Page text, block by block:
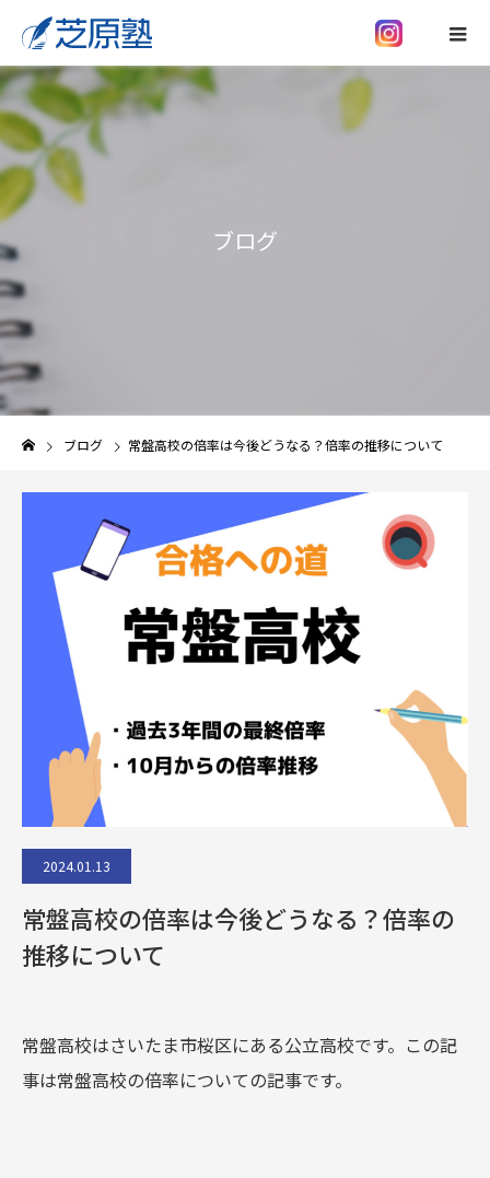
ブログ
ブログ 常盤高校の倍率は今後どうなる？倍率の推移について
2024.01.13
常盤高校の倍率は今後どうなる？倍率の
推移について
常盤高校はさいたま市桜区にある公立高校です。この記
事は常盤高校の倍率についての記事です。